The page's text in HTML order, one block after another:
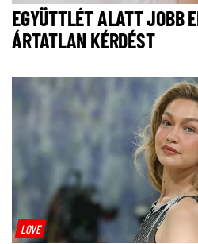
EGYÜTTLÉT ALATT JOBB
ÁRTATLAN KÉRDÉST
LOVE